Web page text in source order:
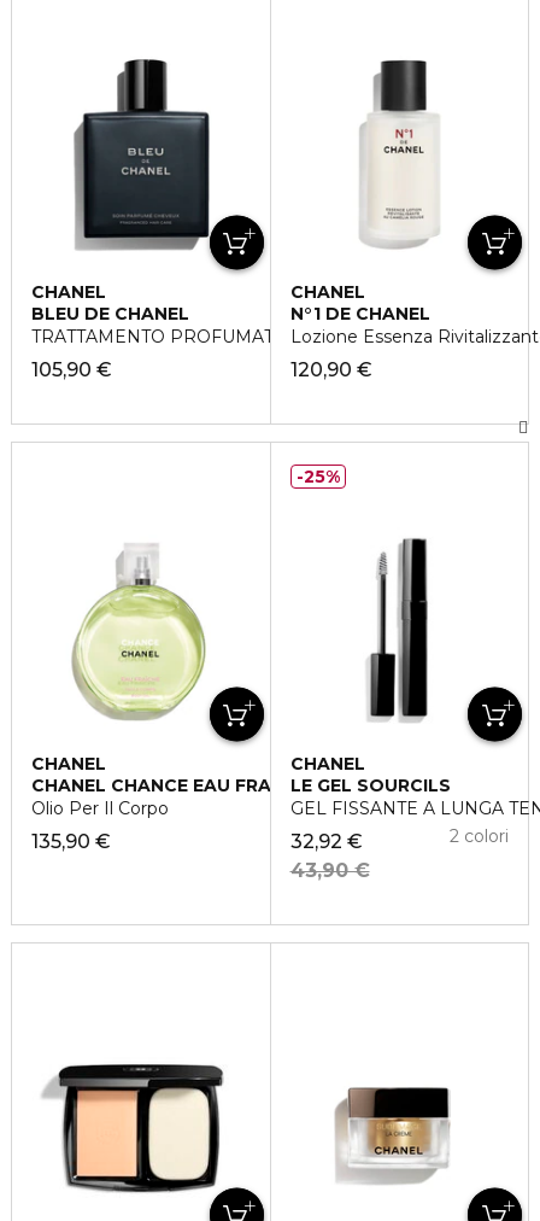
CHANEL
BLEU DE CHANEL
TRATTAMENTO PROFUMATO PER CAPELLI
105,90 €
CHANEL
N°1 DE CHANEL
Lozione Essenza
120,90 €
CHANEL
CHANEL CHANCE EAU FRAÎCHE
Olio Per Il Corpo
135,90 €
CHANEL
LE GEL SOURCILS
GEL FISSANTE A LUNGA
32,92 €
43,90 €
2 colori
25%